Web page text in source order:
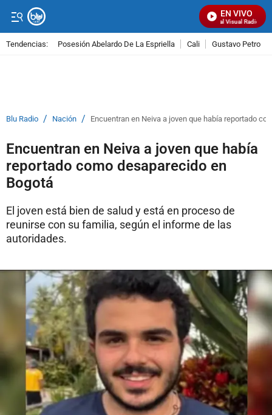
EN VIVO
Señal Visual Radio
Tendencias: Posesión Abelardo De La Espriella Cali Gustavo Petro
Blu Radio / Nación / Encuentran en Neiva a joven que había reportado
Encuentran en Neiva a joven que había
reportado como desaparecido en
Bogotá
El joven está bien de salud y está en proceso de
reunirse con su familia, según el informe de las
autoridades.